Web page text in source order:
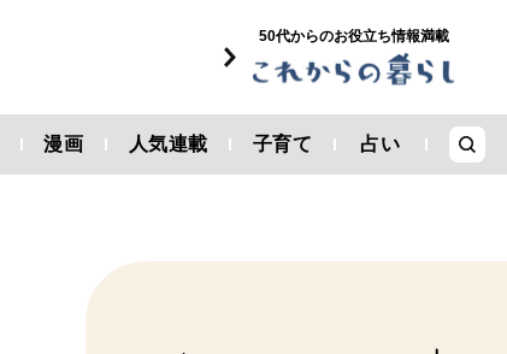
50代からのお役立ち情報満載
漫画 人気連載 子育て 占い